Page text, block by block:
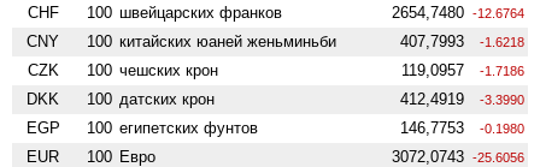
CHF 100 швейцарских франков 2654,7480 -12.6764
CNY 100 китайских юаней женьминьби 407,7993 -1.6218
CZK 100 чешских крон 119,0957 -1.7186
DKK 100 датских крон 412,4919 -3.3990
EGP 100 египетских фунтов 146,7753 -0.1980
EUR 100 Евро 3072,0743 -25.6056